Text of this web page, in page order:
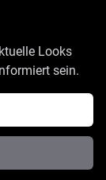
Looks
sein.